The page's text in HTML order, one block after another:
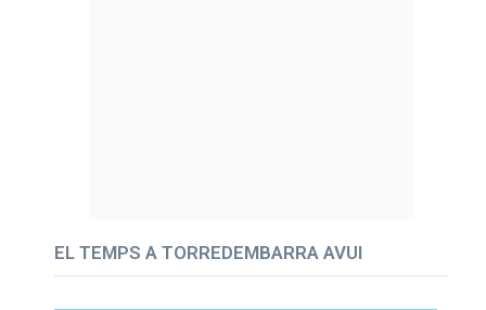
EL TEMPS A TORREDEMBARRA AVUI